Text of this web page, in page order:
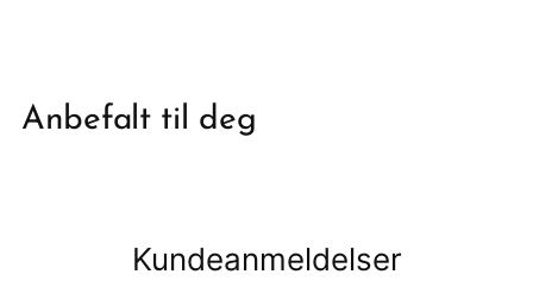
din
Anbefalt til deg
Kundeanmeldelser